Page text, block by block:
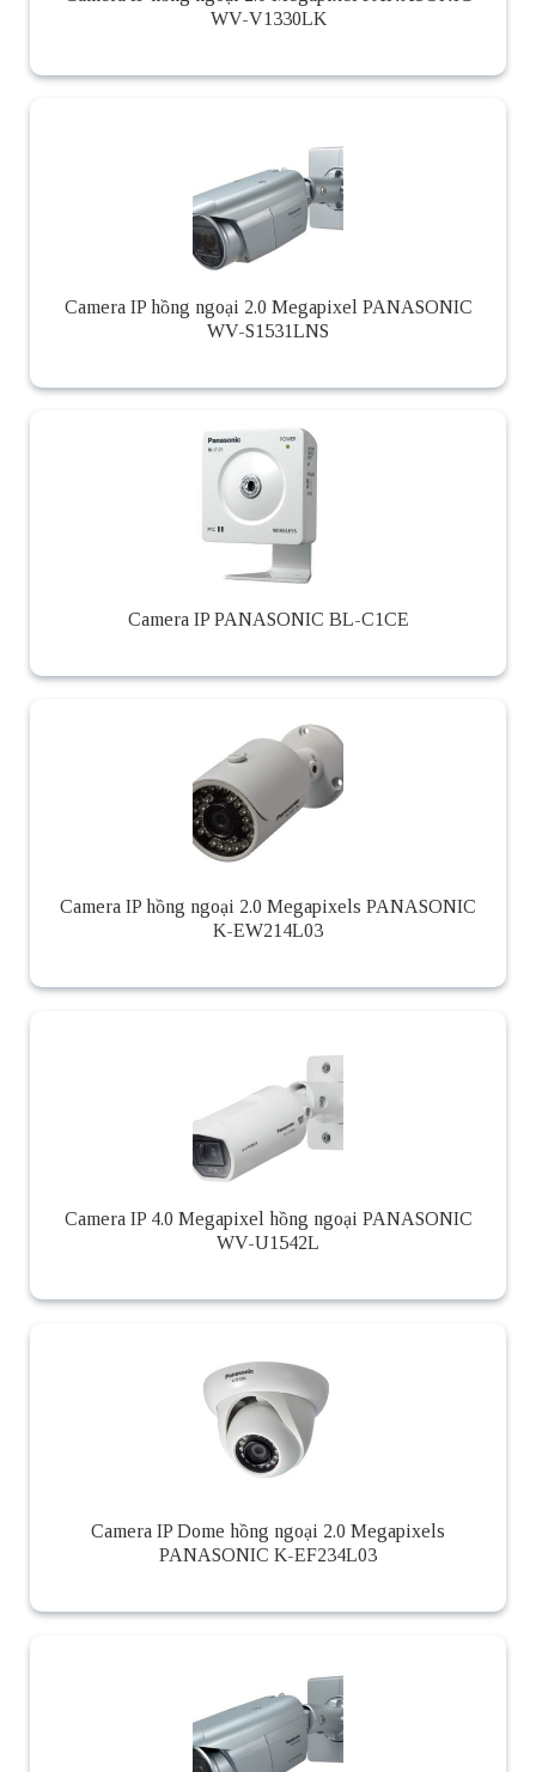
WV-V1330LK
Camera IP hồng ngoại 2.0 Megapixel PANASONIC
WV-S1531LNS
Camera IP PANASONIC BL-C1CE
Camera IP hồng ngoại 2.0 Megapixels PANASONIC
K-EW214L03
Camera IP 4.0 Megapixel hồng ngoại PANASONIC
WV-U1542L
Camera IP Dome hồng ngoại 2.0 Megapixels
PANASONIC K-EF234L03